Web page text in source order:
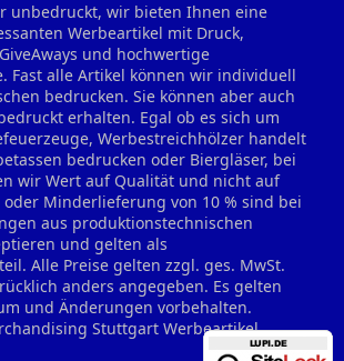
unbedruckt, wir bieten Ihnen eine
Werbeartikel mit Druck,
und hochwertige
Fast alle Artikel können wir individuell
bedrucken. Sie können aber auch
erhalten. Egal ob es sich um
Werbestreichhölzer handelt
bedrucken oder Biergläser, bei
wir Wert auf Qualität und nicht auf
Minderlieferung von 10 % sind bei
aus produktionstechnischen
und gelten als
Alle Preise gelten zzgl. ges. MwSt.
anders angegeben. Es gelten
und Änderungen vorbehalten.
Stuttgart Werbeartikel